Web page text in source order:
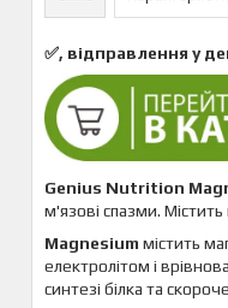
✅, відправлення у
Genius Nutrition
м'язові спазми.
Magnesium містить
електролітом і
синтезі білка та